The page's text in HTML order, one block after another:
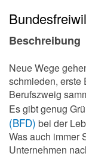
Beschreibung
Neue Wege
schmieden, erste
Berufszweig
Es gibt genug
(BFD) bei der
Was auch immer
Unternehmen